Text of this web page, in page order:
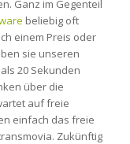
Ganz im Gegenteil
beliebig oft
einem Preis oder
sie unseren
20 Sekunden
über die
auf freie
einfach das freie
Zukünftig